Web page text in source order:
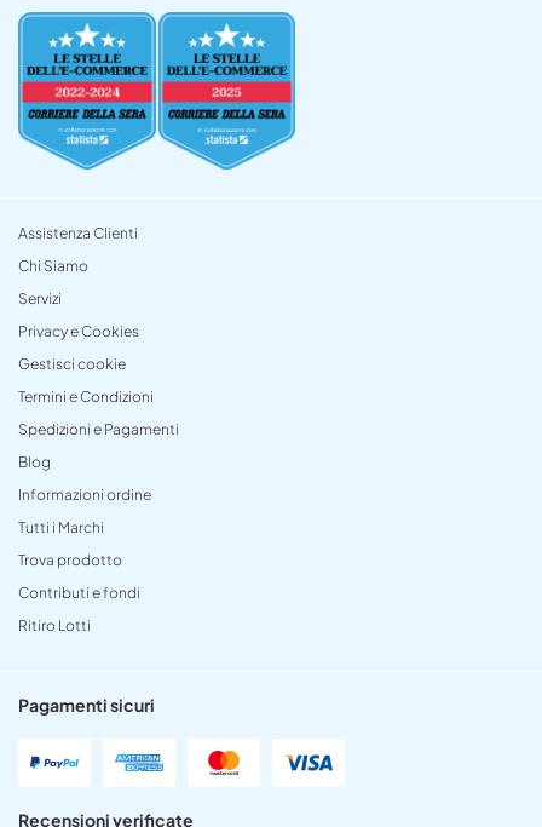
Assistenza Clienti
Chi Siamo
Servizi
Privacy e Cookies
Gestisci cookie
Termini e Condizioni
Spedizioni e Pagamenti
Blog
Informazioni ordine
Tutti i Marchi
Trova prodotto
Contributi e fondi
Ritiro Lotti
Pagamenti sicuri
Recensioni verificate